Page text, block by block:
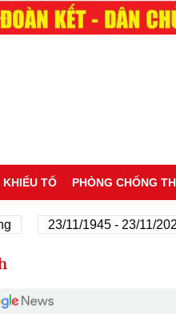
KHIẾU TỐ PHÒNG CHỐNG
23/11/1945 - 23/11/2025